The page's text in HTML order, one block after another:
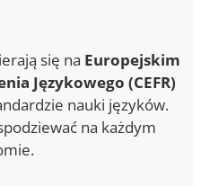
się na Europejskim
Językowego (CEFR)
nauki języków.
na każdym